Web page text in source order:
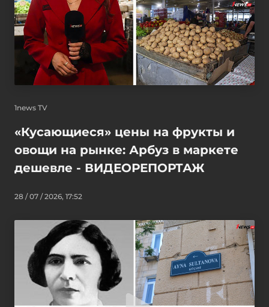
1news TV
«Кусающиеся» цены на фрукты и
овощи на рынке: Арбуз в маркете
дешевле - ВИДЕОРЕПОРТАЖ
28 / 07 / 2026, 17:52